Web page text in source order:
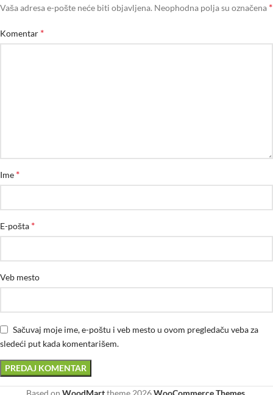
Vaša adresa e-pošte neće biti objavljena. Neophodna polja su označena *
Komentar *
Ime *
E-pošta *
Veb mesto
Sačuvaj moje ime, e-poštu i veb mesto u ovom pregledaču veba za
sledeći put kada komentarišem.